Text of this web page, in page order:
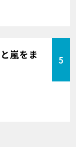
嵐をま
5